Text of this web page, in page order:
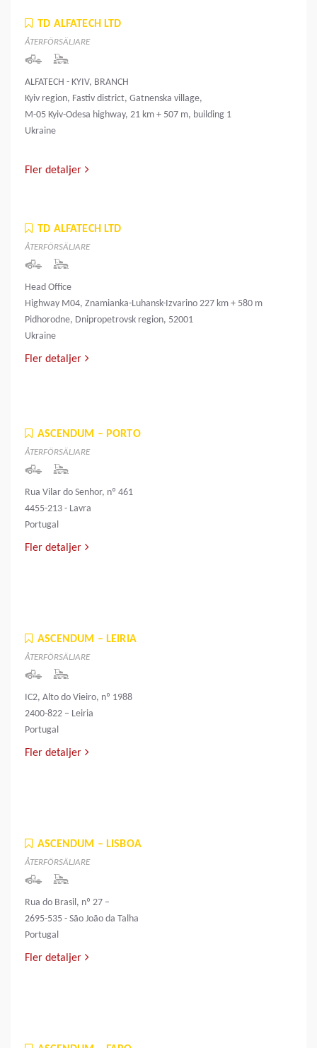
TD ALFATECH LTD
ÅTERFÖRSÄLJARE
ALFATECH - KYIV, BRANCH
Kyiv region, Fastiv district, Gatnenska village,
M-05 Kyiv-Odesa highway, 21 km + 507 m, building 1
Ukraine
Fler detaljer
TD ALFATECH LTD
ÅTERFÖRSÄLJARE
Head Office
Highway M04, Znamianka-Luhansk-Izvarino 227 km + 580 m
Pidhorodne, Dnipropetrovsk region, 52001
Ukraine
Fler detaljer
ASCENDUM – PORTO
ÅTERFÖRSÄLJARE
Rua Vilar do Senhor, nº 461
4455-213 - Lavra
Portugal
Fler detaljer
ASCENDUM – LEIRIA
ÅTERFÖRSÄLJARE
IC2, Alto do Vieiro, nº 1988
2400-822 – Leiria
Portugal
Fler detaljer
ASCENDUM – LISBOA
ÅTERFÖRSÄLJARE
Rua do Brasil, nº 27 –
2695-535 - São João da Talha
Portugal
Fler detaljer